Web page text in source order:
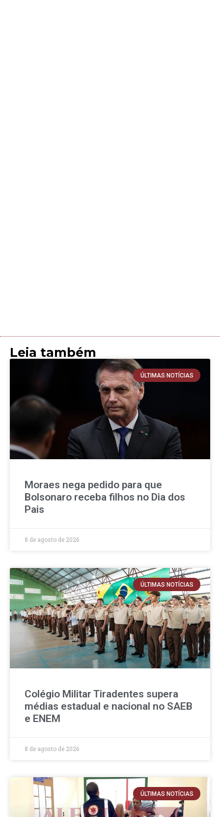
Leia também
ÚLTIMAS NOTÍCIAS
Moraes nega pedido para que
Bolsonaro receba filhos no Dia dos
Pais
8 de agosto de 2026
ÚLTIMAS NOTÍCIAS
Colégio Militar Tiradentes supera
médias estadual e nacional no SAEB
e ENEM
8 de agosto de 2026
ÚLTIMAS NOTÍCIAS